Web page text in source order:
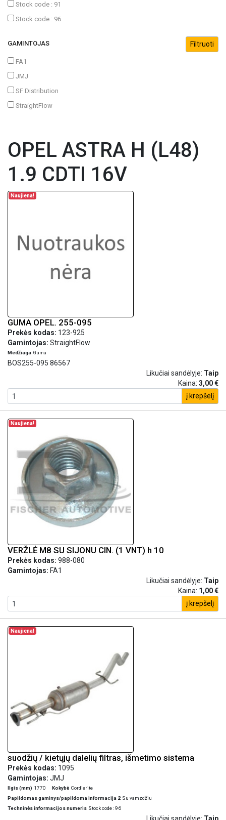
Stock code : 91
Stock code : 96
GAMINTOJAS
FA1
JMJ
SF Distribution
StraightFlow
OPEL ASTRA H (L48)
1.9 CDTI 16V
Naujiena!
GUMA OPEL. 255-095
Prekės kodas: 123-925
Gamintojas: StraightFlow
Medžiaga Guma
BOS255-095 86567
Likučiai sandėlyje: Taip
Kaina: 3,00 €
į krepšelį
Naujiena!
VERŽLĖ M8 SU SIJONU CIN. (1 VNT) h 10
Prekės kodas: 988-080
Gamintojas: FA1
Likučiai sandėlyje: Taip
Kaina: 1,00 €
į krepšelį
Naujiena!
suodžių / kietųjų dalelių filtras, išmetimo sistema
Prekės kodas: 1095
Gamintojas: JMJ
Ilgis (mm) 1770 Kokybė Cordierite
Papildomas gaminys/papildoma informacija 2 Su vamzdžiu
Techninės informacijos numeris Stock code : 96